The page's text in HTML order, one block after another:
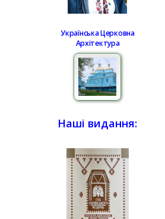
Українська Церковна
Архітектура
Наші видання: